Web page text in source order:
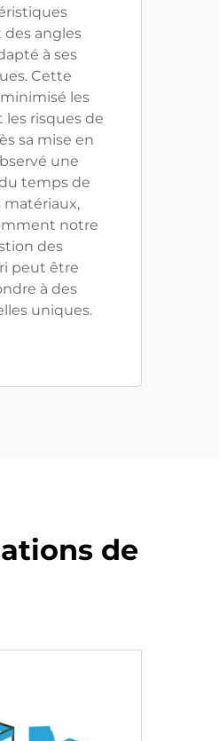
angles
à ses
Cette
les
risques de
sa mise en
une
temps de
notre
des
peut être
à des
uniques.
de